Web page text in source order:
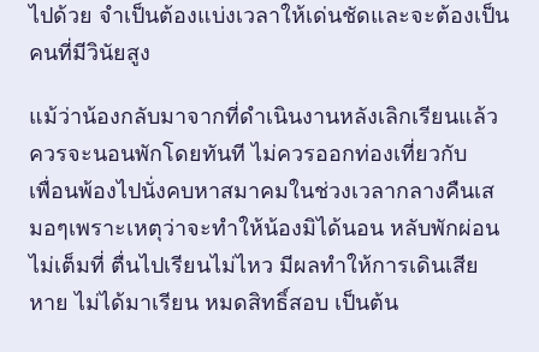
ไปด้วย จำเป็นต้องแบ่งเวลาให้เด่นชัดและจะต้องเป็น
คนที่มีวินัยสูง
แม้ว่าน้องกลับมาจากที่ดำเนินงานหลังเลิกเรียนแล้ว
ควรจะนอนพักโดยทันที ไม่ควรออกท่องเที่ยวกับ
เพื่อนพ้องไปนั่งคบหาสมาคมในช่วงเวลากลางคืนเส
มอๆเพราะเหตุว่าจะทำให้น้องมิได้นอน หลับพักผ่อน
ไม่เต็มที่ ตื่นไปเรียนไม่ไหว มีผลทำให้การเดินเสีย
หาย ไม่ได้มาเรียน หมดสิทธิ์สอบ เป็นต้น